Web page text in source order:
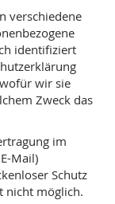
verschiedene
identifiziert
wir sie
Zweck das
im
Mail)
Schutz
nicht möglich.